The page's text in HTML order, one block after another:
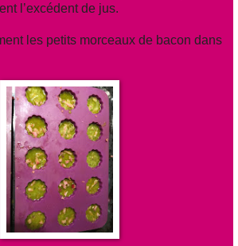
l’excédent de jus.
les petits morceaux de bacon dans